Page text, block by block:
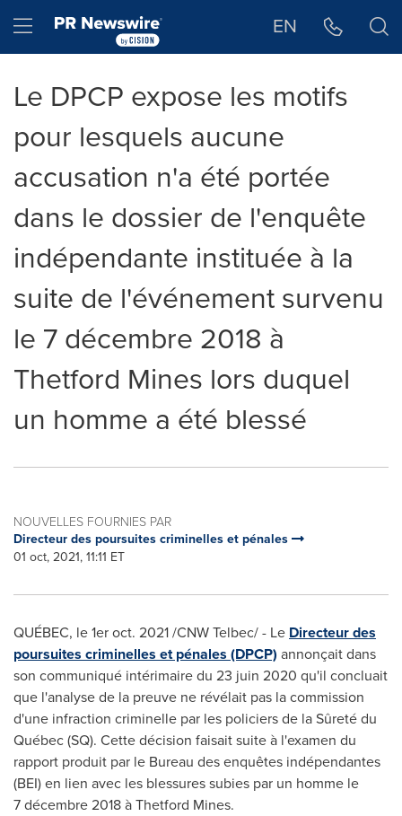
Hamburger menu EN
Le DPCP expose les motifs
pour lesquels aucune
accusation n'a été portée
dans le dossier de l'enquête
indépendante instituée à la
suite de l'événement survenu
le 7 décembre 2018 à
Thetford Mines lors duquel
un homme a été blessé
NOUVELLES FOURNIES PAR
Directeur des poursuites criminelles et pénales
01 oct, 2021, 11:11 ET
QUÉBEC, le 1eroct. 2021/CNW Telbec/ - Le Directeur des
poursuites criminelles et pénales (DPCP) annonçait dans
son communiqué intérimaire du 23 juin 2020 qu'il concluait
que l'analyse de la preuve ne révélait pas la commission
d'une infraction criminelle par les policiers de la Sûreté du
Québec (SQ). Cette décision faisait suite à l'examen du
rapport produit par le Bureau des enquêtes indépendantes
(BEI) en lien avec les blessures subies par un homme le
7 décembre 2018 àThetford Mines.